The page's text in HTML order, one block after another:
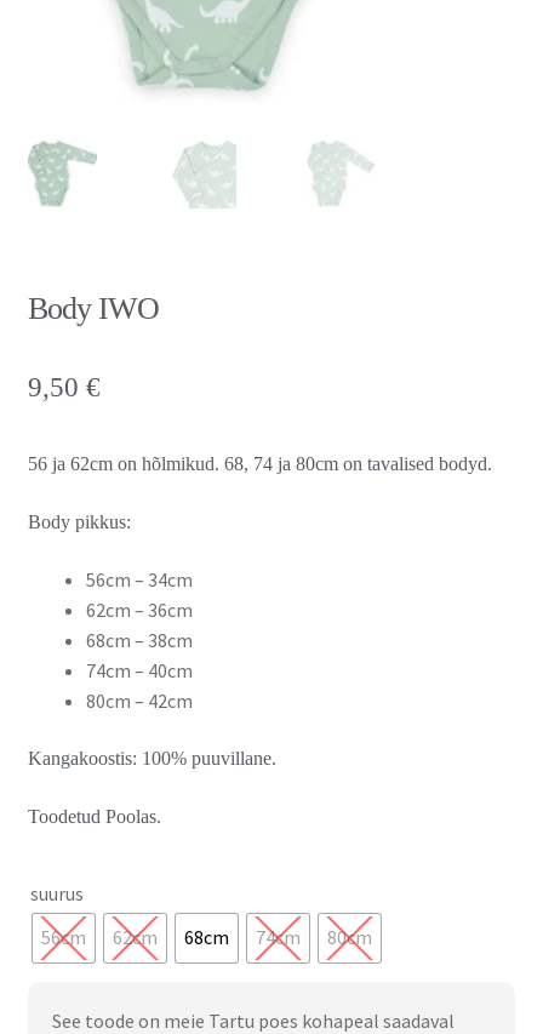
Body IWO
9,50 €
56 ja 62cm on hõlmikud. 68, 74 ja 80cm on tavalised bodyd.
Body pikkus:
56cm – 34cm
62cm – 36cm
68cm – 38cm
74cm – 40cm
80cm – 42cm
Kangakoostis: 100% puuvillane.
Toodetud Poolas.
suurus
56cm
62cm 68cm 74cm 80cm
See toode on meie Tartu poes kohapeal saadaval